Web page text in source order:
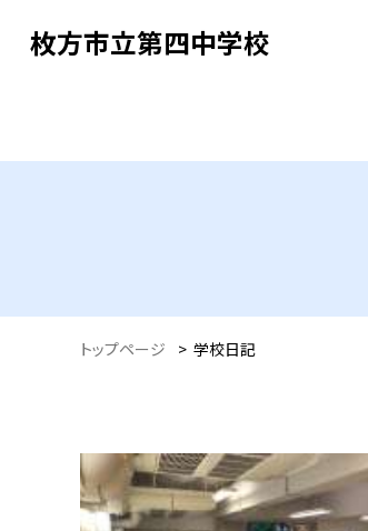
枚方市立第四中学校
トップページ > 学校日記